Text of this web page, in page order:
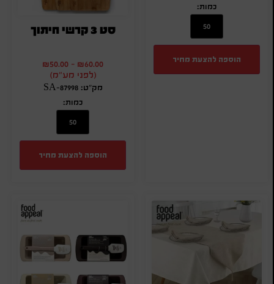
כמות:
הוספה להצעת מחיר
סט 3 קרשי חיתוך
₪60.00
-
₪50.00
(לפני מע"מ)
מק"ט: SA-87998
כמות:
הוספה להצעת מחיר